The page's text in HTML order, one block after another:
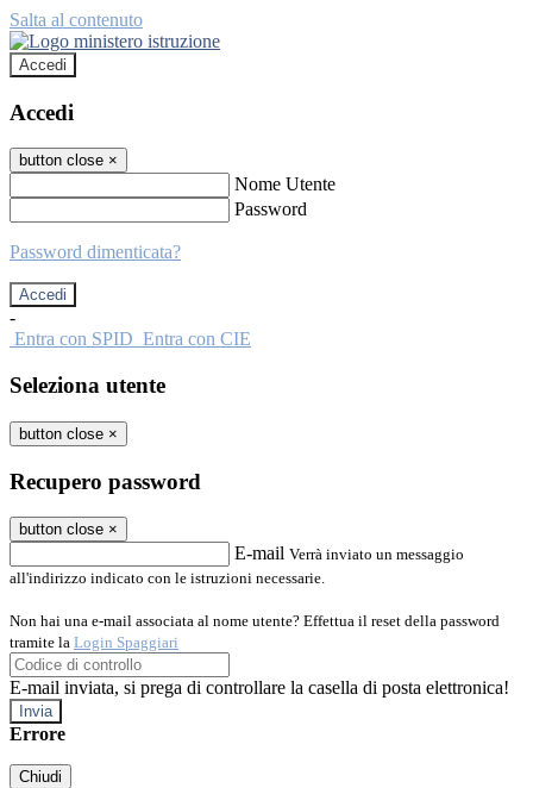
Salta al contenuto
Accedi
Accedi
button close ×
Nome Utente
Password
Password dimenticata?
-
Entra con SPID Entra con CIE
Seleziona utente
button close ×
Recupero password
button close ×
E-mail Verrà inviato un messaggio
all'indirizzo indicato con le istruzioni necessarie.
Non hai una e-mail associata al nome utente? Effettua il reset della password
tramite la Login Spaggiari
E-mail inviata, si prega di controllare la casella di posta elettronica!
Errore
Chiudi